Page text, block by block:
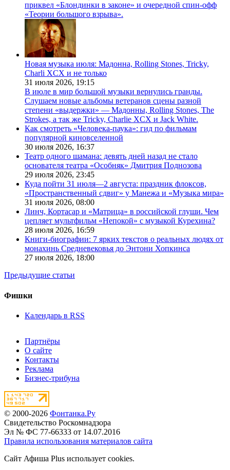
приквел «Блондинки в законе» и очередной спин-офф
«Теории большого взрыва».
Новая музыка июля: Мадонна, Rolling Stones, Tricky,
Charli XCX и не только
31 июля 2026, 19:15
В июле в мир большой музыки вернулись гранды.
Слушаем новые альбомы ветеранов сцены разной
степени «выдержки» — Мадонны, Rolling Stones, The
Strokes, а так же Tricky, Charlie XCX и Jack White.
Как смотреть «Человека-паука»: гид по фильмам
популярной киновселенной
30 июля 2026, 16:37
Театр одного шамана: девять дней назад не стало
основателя театра «Особняк» Дмитрия Поднозова
29 июля 2026, 23:45
Куда пойти 31 июля—2 августа: праздник флоксов,
«Пространственный сдвиг» у Манежа и «Музыка мира»
31 июля 2026, 08:00
Линч, Кортасар и «Матрица» в российской глуши. Чем
цепляет мультфильм «Непокой» с музыкой Курехина?
28 июля 2026, 16:59
Книги-биографии: 7 ярких текстов о реальных людях от
монахинь Средневековья до Энтони Хопкинса
27 июля 2026, 18:00
Предыдущие статьи
Фишки
Календарь в RSS
Партнёры
О сайте
Контакты
Реклама
Бизнес-трибуна
© 2000-2026 Фонтанка.Ру
Свидетельство Роскомнадзора
Эл № ФС 77-66333 от 14.07.2016
Правила использования материалов сайта
Сайт Афиша Plus использует cookies.